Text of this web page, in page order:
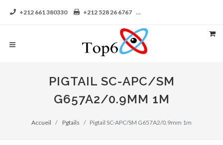
+212 661 380330 +212 528 26 6767
PIGTAIL SC-APC/SM
G657A2/0.9MM 1M
Accueil Pgtails Pigtail SC-APC/SM G657A2/0.9mm 1m